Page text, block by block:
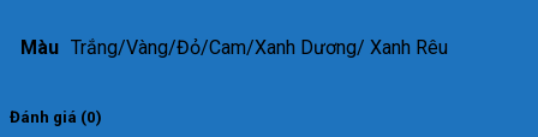
Màu Trắng/Vàng/Đỏ/Cam/Xanh Dương/ Xanh Rêu
Đánh giá (0)